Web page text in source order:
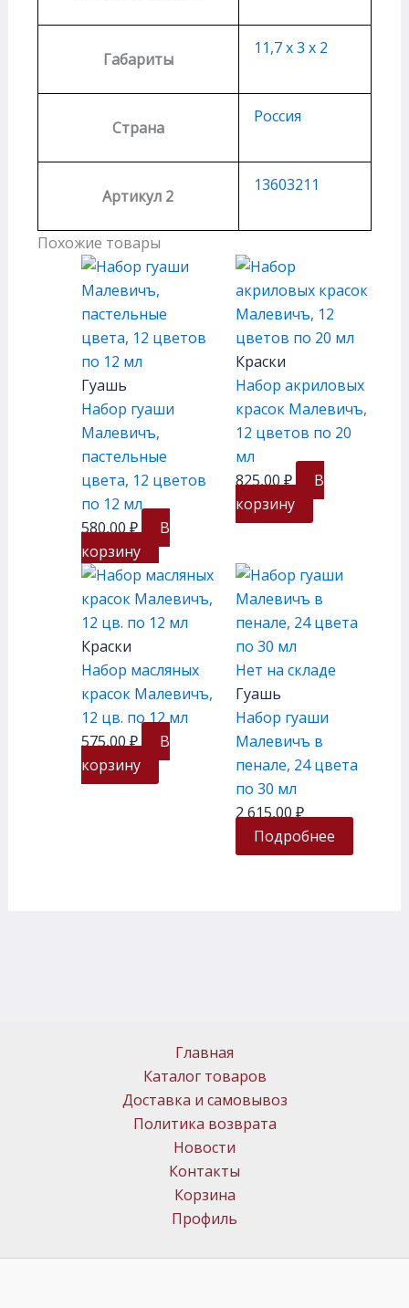
Габариты
11,7 х 3 х 2
Страна
Россия
Артикул 2
13603211
Похожие товары
Гуашь
Набор гуаши
Малевичъ,
пастельные
цвета, 12 цветов
по 12 мл
580,00₽
В
корзину
Краски
Набор акриловых
красок Малевичъ,
12 цветов по 20
мл
825,00₽
В
корзину
Краски
Набор масляных
красок Малевичъ,
12 цв. по 12 мл
575,00₽
В
корзину
Нет на складе
Гуашь
Набор гуаши
Малевичъ в
пенале, 24 цвета
по 30 мл
2 615,00₽
Подробнее
Главная
Каталог товаров
Доставка и самовывоз
Политика возврата
Новости
Контакты
Корзина
Профиль